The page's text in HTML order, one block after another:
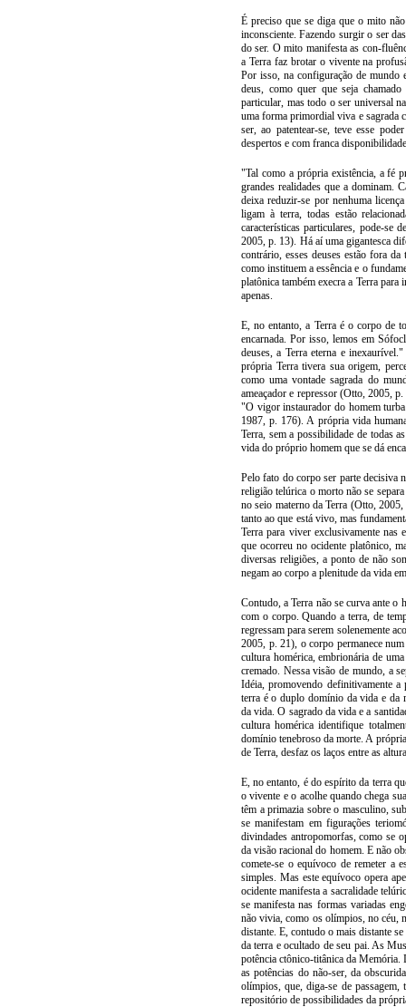
É preciso que se diga que o mito
inconsciente. Fazendo surgir o ser
do ser. O mito manifesta as con-
a Terra faz brotar o vivente na
Por isso, na configuração de
deus, como quer que seja
particular, mas todo o ser universal
uma forma primordial viva e sagrada
ser, ao patentear-se, teve esse
despertos e com franca
"Tal como a própria existência, a fé
grandes realidades que a dominam.
deixa reduzir-se por nenhuma
ligam à terra, todas estão
características particulares, pode-se
2005, p. 13). Há aí uma gigantesca
contrário, esses deuses estão fora
como instituem a essência e o
platônica também execra a Terra
apenas.
E, no entanto, a Terra é o corpo de
encarnada. Por isso, lemos em
deuses, a Terra eterna e
própria Terra tivera sua origem,
como uma vontade sagrada do
ameaçador e repressor (Otto, 2005,
"O vigor instaurador do homem
1987, p. 176). A própria vida
Terra, sem a possibilidade de todas
vida do próprio homem que se dá
Pelo fato do corpo ser parte decisiva
religião telúrica o morto não se
no seio materno da Terra (Otto,
tanto ao que está vivo, mas
Terra para viver exclusivamente nas
que ocorreu no ocidente platônico,
diversas religiões, a ponto de não
negam ao corpo a plenitude da vida
Contudo, a Terra não se curva ante o
com o corpo. Quando a terra, de
regressam para serem solenemente
2005, p. 21), o corpo permanece
cultura homérica, embrionária de
cremado. Nessa visão de mundo, a
Idéia, promovendo definitivamente
terra é o duplo domínio da vida e da
da vida. O sagrado da vida e a
cultura homérica identifique
domínio tenebroso da morte. A
de Terra, desfaz os laços entre as
E, no entanto, é do espírito da terra
o vivente e o acolhe quando chega
têm a primazia sobre o masculino,
se manifestam em figurações
divindades antropomorfas, como se
da visão racional do homem. E não
comete-se o equívoco de remeter a
simples. Mas este equívoco opera
ocidente manifesta a sacralidade
se manifesta nas formas variadas
não vivia, como os olímpios, no céu,
distante. E, contudo o mais distante
da terra e ocultado de seu pai. As
potência ctônico-titânica da Memória.
as potências do não-ser, da
olímpios, que, diga-se de
repositório de possibilidades da